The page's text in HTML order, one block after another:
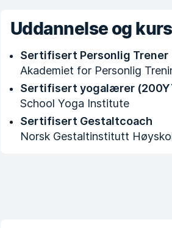
Uddannelse og
Sertifisert Personlig Trener
Akademiet for Personlig
Sertifisert yogalærer
School Yoga Institute
Sertifisert Gestaltcoach
Norsk Gestaltinstitutt